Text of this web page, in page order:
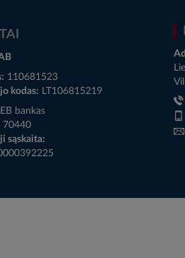
110681523
kodas: LT106815219
bankas
70440
sąskaita: